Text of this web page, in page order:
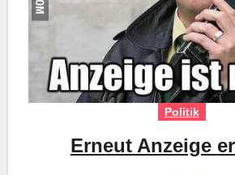
Politik
Erneut Anzeige